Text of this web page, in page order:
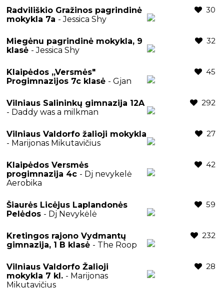
Radviliškio Gražinos pagrindinė
mokykla 7a - Jessica Shy
30
Miegėnu pagrindinė mokykla, 9
klasė - Jessica Shy
32
Klaipėdos ,,Versmės"
Progimnazijos 7c klasė - Gjan
45
Vilniaus Salininkų gimnazija 12A
- Daddy was a milkman
292
Vilniaus Valdorfo žalioji mokykla
- Marijonas Mikutavičius
27
Klaipėdos Versmės
progimnazija 4c - Dj nevykelė
Aerobika
42
Šiaurės Licėjus Laplandonės
Pelėdos - Dj Nevykėlė
59
Kretingos rajono Vydmantų
gimnazija, 1 B klasė - The Roop
232
Vilniaus Valdorfo Žalioji
mokykla 7 kl. - Marijonas
Mikutavičius
28